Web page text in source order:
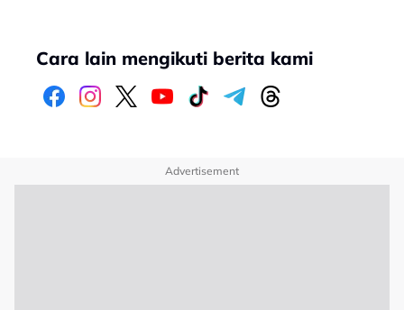
Cara lain mengikuti berita kami
Advertisement